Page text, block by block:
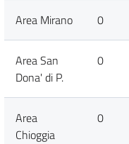
Area Mirano 0
Area San
Dona' di P.
0
Area
Chioggia
0